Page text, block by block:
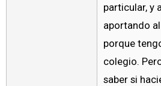
particular, y
aportando
porque
colegio.
saber si